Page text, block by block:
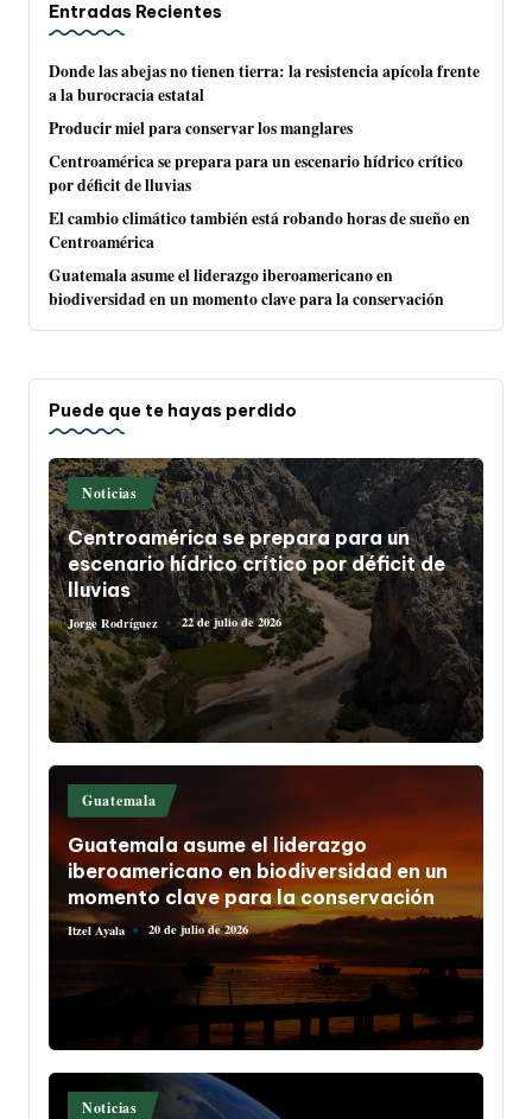
Entradas Recientes
Donde las abejas no tienen tierra: la resistencia apícola frente
a la burocracia estatal
Producir miel para conservar los manglares
Centroamérica se prepara para un escenario hídrico crítico
por déficit de lluvias
El cambio climático también está robando horas de sueño en
Centroamérica
Guatemala asume el liderazgo iberoamericano en
biodiversidad en un momento clave para la conservación
Puede que te hayas perdido
Publicado
en
Noticias
Centroamérica se prepara para un
escenario hídrico crítico por déficit de
lluvias
Publicado
por
Jorge Rodríguez 22 de julio de 2026
Publicado
en
Guatemala
Guatemala asume el liderazgo
iberoamericano en biodiversidad en un
momento clave para la conservación
Publicado
Itzel Ayala 20 de julio de 2026
Publicado
Noticias